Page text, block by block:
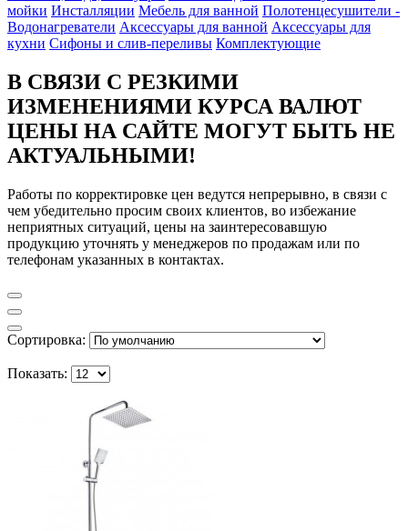
мойки Инсталляции Мебель для ванной Полотенцесушители -
Водонагреватели Аксессуары для ванной Аксессуары для
кухни Сифоны и слив-переливы Комплектующие
В СВЯЗИ С РЕЗКИМИ
ИЗМЕНЕНИЯМИ КУРСА ВАЛЮТ
ЦЕНЫ НА САЙТЕ МОГУТ БЫТЬ НЕ
АКТУАЛЬНЫМИ!
Работы по корректировке цен ведутся непрерывно, в связи с
чем убедительно просим своих клиентов, во избежание
неприятных ситуаций, цены на заинтересовавшую
продукцию уточнять у менеджеров по продажам или по
телефонам указанных в контактах.
Сортировка:
Показать: